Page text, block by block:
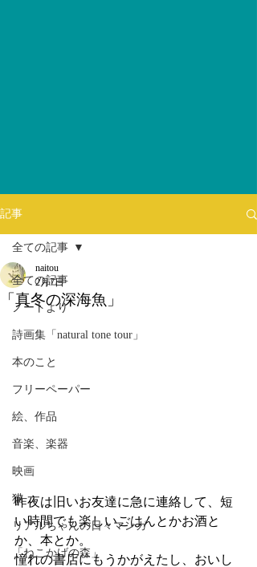
記事
全ての記事
ノートより
詩画集「natural tone tour」
本のこと
フリーペーパー
絵、作品
音楽、楽器
映画
猫
リアルちゃんの日々マンガ
「ねこかげの森」
全ての記事
「真冬の深海魚」
naitou
2月7日
昨夜は旧いお友達に急に連絡して、短
い時間でも楽しいごはんとかお酒と
か、本とか。
憧れの書店にもうかがえたし、おいし